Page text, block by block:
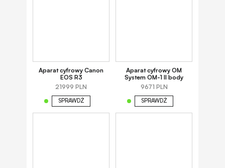
Aparat cyfrowy Canon
EOS R3
21999 PLN
SPRAWDŹ
Aparat cyfrowy OM
System OM-1 II body
9671 PLN
SPRAWDŹ